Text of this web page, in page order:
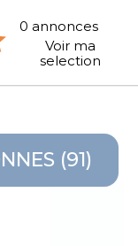
0 annonces
Voir ma
selection
(91)